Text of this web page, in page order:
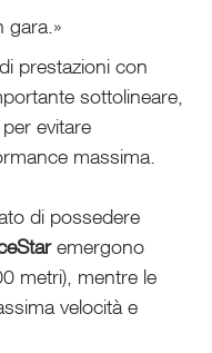
gara.»
prestazioni con
sottolineare,
evitare
massima.
di possedere
emergono
metri), mentre le
velocità e